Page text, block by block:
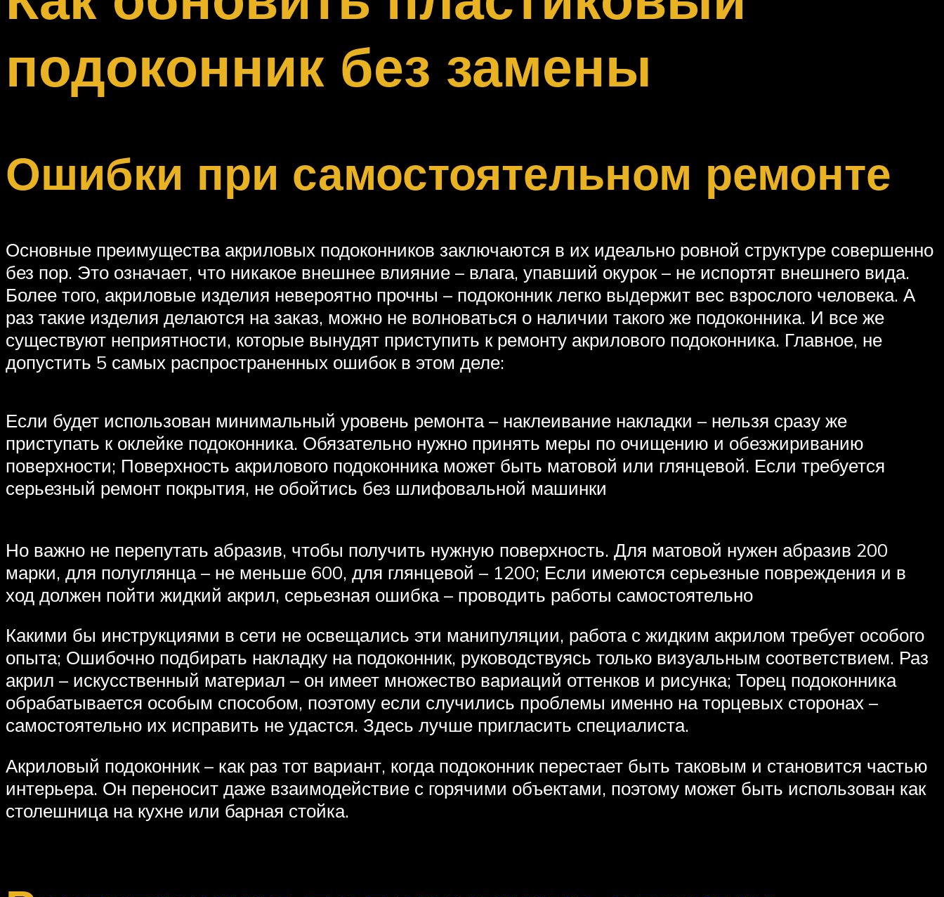
подоконник без замены
Ошибки при самостоятельном ремонте
Основные преимущества акриловых подоконников заключаются в их идеально ровной структуре совершенно
без пор. Это означает, что никакое внешнее влияние – влага, упавший окурок – не испортят внешнего вида.
Более того, акриловые изделия невероятно прочны – подоконник легко выдержит вес взрослого человека. А
раз такие изделия делаются на заказ, можно не волноваться о наличии такого же подоконника. И все же
существуют неприятности, которые вынудят приступить к ремонту акрилового подоконника. Главное, не
допустить 5 самых распространенных ошибок в этом деле:
Если будет использован минимальный уровень ремонта – наклеивание накладки – нельзя сразу же
приступать к оклейке подоконника. Обязательно нужно принять меры по очищению и обезжириванию
поверхности; Поверхность акрилового подоконника может быть матовой или глянцевой. Если требуется
серьезный ремонт покрытия, не обойтись без шлифовальной машинки
Но важно не перепутать абразив, чтобы получить нужную поверхность. Для матовой нужен абразив 200
марки, для полуглянца – не меньше 600, для глянцевой – 1200; Если имеются серьезные повреждения и в
ход должен пойти жидкий акрил, серьезная ошибка – проводить работы самостоятельно
Какими бы инструкциями в сети не освещались эти манипуляции, работа с жидким акрилом требует особого
опыта; Ошибочно подбирать накладку на подоконник, руководствуясь только визуальным соответствием. Раз
акрил – искусственный материал – он имеет множество вариаций оттенков и рисунка; Торец подоконника
обрабатывается особым способом, поэтому если случились проблемы именно на торцевых сторонах –
самостоятельно их исправить не удастся. Здесь лучше пригласить специалиста.
Акриловый подоконник – как раз тот вариант, когда подоконник перестает быть таковым и становится частью
интерьера. Он переносит даже взаимодействие с горячими объектами, поэтому может быть использован как
столешница на кухне или барная стойка.